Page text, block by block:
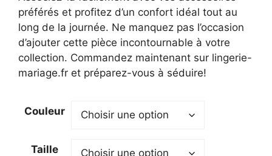
préférés et profitez d’un confort idéal tout au
long de la journée. Ne manquez pas l’occasion
d’ajouter cette pièce incontournable à votre
collection. Commandez maintenant sur lingerie-
mariage.fr et préparez-vous à séduire!
Couleur
Taille